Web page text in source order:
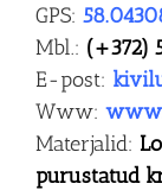
GPS:
Mbl.: (+372)
E-post:
Www:
Materjalid:
purustatud